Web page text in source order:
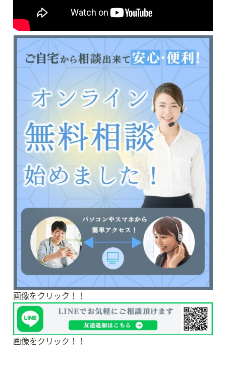
画像をクリック！！
画像をクリック！！